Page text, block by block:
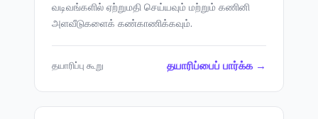
வடிவங்களில் ஏற்றுமதி செய்யவும் மற்றும் கணினி
அளவீடுகளைக் கண்காணிக்கவும்.
தயாரிப்பு கூறு தயாரிப்பைப் பார்க்க →